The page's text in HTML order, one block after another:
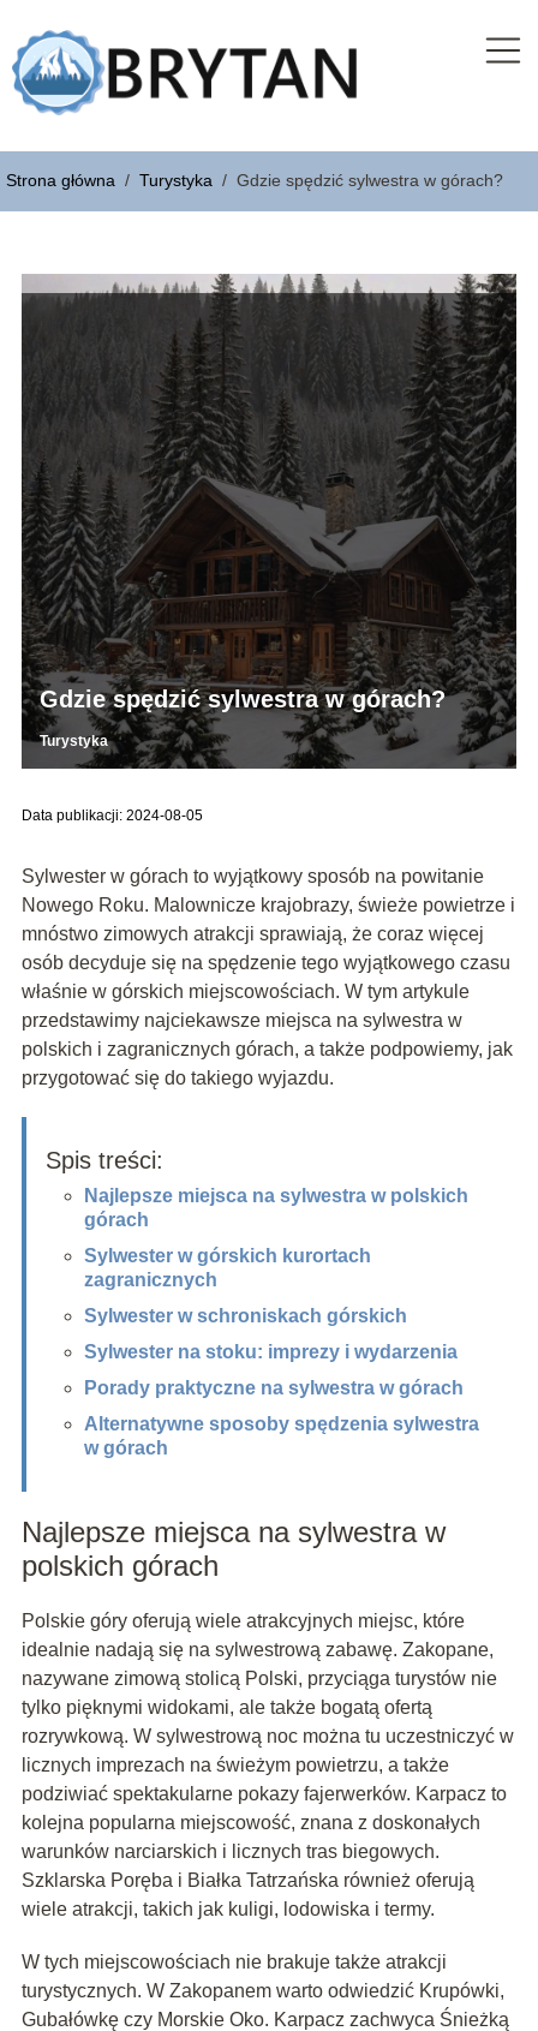
Strona główna / Turystyka / Gdzie spędzić sylwestra w górach?
Gdzie spędzić sylwestra w górach?
Turystyka
Data publikacji: 2024-08-05
Sylwester w górach to wyjątkowy sposób na powitanie
Nowego Roku. Malownicze krajobrazy, świeże powietrze i
mnóstwo zimowych atrakcji sprawiają, że coraz więcej
osób decyduje się na spędzenie tego wyjątkowego czasu
właśnie w górskich miejscowościach. W tym artykule
przedstawimy najciekawsze miejsca na sylwestra w
polskich i zagranicznych górach, a także podpowiemy, jak
przygotować się do takiego wyjazdu.
Spis treści:
Najlepsze miejsca na sylwestra w polskich
górach
Sylwester w górskich kurortach
zagranicznych
Sylwester w schroniskach górskich
Sylwester na stoku: imprezy i wydarzenia
Porady praktyczne na sylwestra w górach
Alternatywne sposoby spędzenia sylwestra
w górach
Najlepsze miejsca na sylwestra w
polskich górach
Polskie góry oferują wiele atrakcyjnych miejsc, które
idealnie nadają się na sylwestrową zabawę. Zakopane,
nazywane zimową stolicą Polski, przyciąga turystów nie
tylko pięknymi widokami, ale także bogatą ofertą
rozrywkową. W sylwestrową noc można tu uczestniczyć w
licznych imprezach na świeżym powietrzu, a także
podziwiać spektakularne pokazy fajerwerków. Karpacz to
kolejna popularna miejscowość, znana z doskonałych
warunków narciarskich i licznych tras biegowych.
Szklarska Poręba i Białka Tatrzańska również oferują
wiele atrakcji, takich jak kuligi, lodowiska i termy.
W tych miejscowościach nie brakuje także atrakcji
turystycznych. W Zakopanem warto odwiedzić Krupówki,
Gubałówkę czy Morskie Oko. Karpacz zachwyca Śnieżką